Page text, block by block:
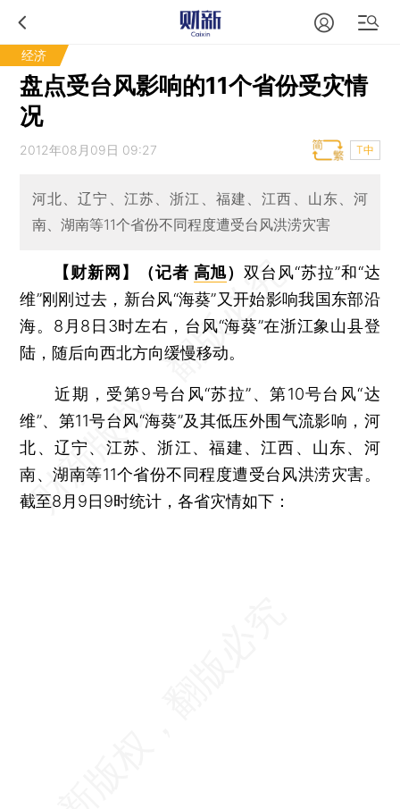
经济
盘点受台风影响的11个省份受灾情
况
2012年08月09日 09:27 T中
河北、辽宁、江苏、浙江、福建、江西、山东、河
南、湖南等11个省份不同程度遭受台风洪涝灾害
【财新网】（记者 高旭）双台风“苏拉”和“达
维”刚刚过去，新台风“海葵”又开始影响我国东部沿
海。8月8日3时左右，台风“海葵”在浙江象山县登
陆，随后向西北方向缓慢移动。
近期，受第9号台风“苏拉”、第10号台风“达
维”、第11号台风“海葵”及其低压外围气流影响，河
北、辽宁、江苏、浙江、福建、江西、山东、河
南、湖南等11个省份不同程度遭受台风洪涝灾害。
截至8月9日9时统计，各省灾情如下：